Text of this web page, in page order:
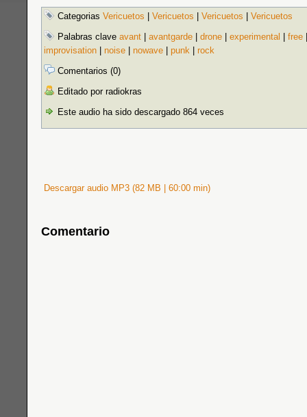
Categorias Vericuetos Vericuetos Vericuetos
Vericuetos
Palabras clave avant avantgarde drone experimental free
improvisation
noise nowave punk
rock
Comentarios (0)
Editado por radiokras
Este audio ha sido descargado 864 veces
Descargar audio MP3 (82 MB | 60:00 min)
Comentario